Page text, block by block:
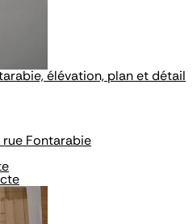
élévation, plan et détail
Fontarabie